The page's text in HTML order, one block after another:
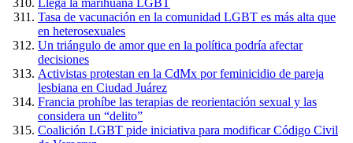
Llega la marihuana LGBT
Tasa de vacunación en la comunidad LGBT es más alta que
en heterosexuales
Un triángulo de amor que en la política podría afectar
decisiones
Activistas protestan en la CdMx por feminicidio de pareja
lesbiana en Ciudad Juárez
Francia prohíbe las terapias de reorientación sexual y las
considera un “delito”
Coalición LGBT pide iniciativa para modificar Código Civil